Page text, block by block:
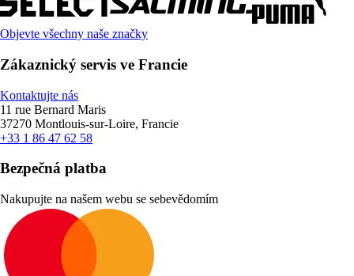
Objevte všechny naše značky
Zákaznický servis ve Francie
Kontaktujte nás
11 rue Bernard Maris
37270 Montlouis-sur-Loire, Francie
+33 1 86 47 62 58
Bezpečná platba
Nakupujte na našem webu se sebevědomím